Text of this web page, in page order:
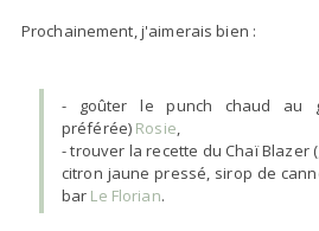
Prochainement, j'aimerais bien :
- goûter le punch chaud au
préférée) Rosie,
- trouver la recette du Chaï Blazer
citron jaune pressé, sirop de
bar Le Florian.